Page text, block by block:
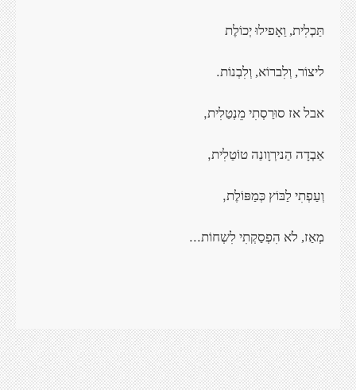
תַּכְלִית, וַאָפילוּ יְכוֹלֶת
ליצוֹר, וְלִברוֹא, וְלִבְנוֹת.
אבל אז סוּרַסְתִי מֵנְטַלִית,
אַבְדָה הַנירְוָונַה טוֹטַלִית,
וְעַפְתִי לַבּוֹץ כְּמַפּוֹלֶת,
מְאַז, לׂא הִפְסַקְתִי לִשְחוֹת...